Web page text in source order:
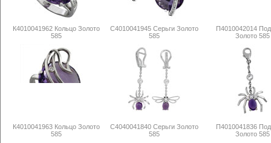
К4010041962 Кольцо Золото
585
С4010041945 Серьги Золото
585
П4010042014
Золото 585
К4010041963 Кольцо Золото
585
С4040041840 Серьги Золото
585
П4010041836
Золото 585